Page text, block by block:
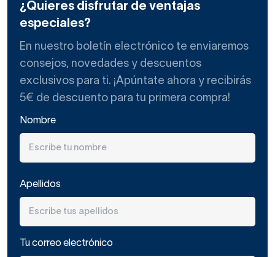
¿Quieres disfrutar de ventajas
especiales?
En nuestro boletín electrónico te enviaremos
consejos, novedades y descuentos
exclusivos para ti. ¡Apúntate ahora y recibirás
5€ de descuento para tu primera compra!
Nombre
Apellidos
Tu correo electrónico